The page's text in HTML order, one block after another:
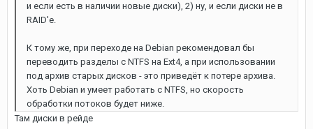
и если есть в наличии новые диски), 2) ну, и если диски не в
RAID'е.
К тому же, при переходе на Debian рекомендовал бы
переводить разделы с NTFS на Ext4, а при использовании
под архив старых дисков - это приведёт к потере архива.
Хоть Debian и умеет работать с NTFS, но скорость
обработки потоков будет ниже.
Там диски в рейде